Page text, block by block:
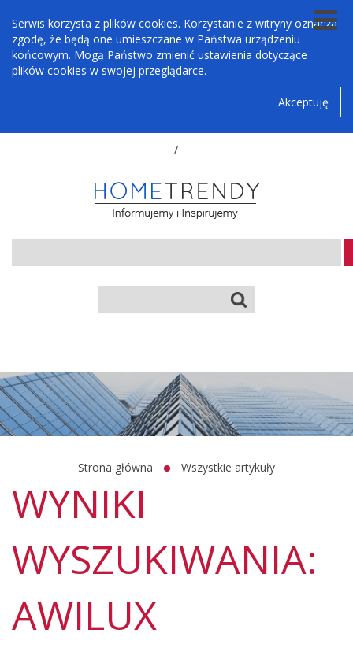
Serwis korzysta z plików cookies. Korzystanie z witryny oznacza
zgodę, że będą one umieszczane w Państwa urządzeniu
końcowym. Mogą Państwo zmienić ustawienia dotyczące
plików cookies w swojej przeglądarce.
Akceptuję
/
Strona główna Wszystkie artykuły
WYNIKI
WYSZUKIWANIA:
AWILUX